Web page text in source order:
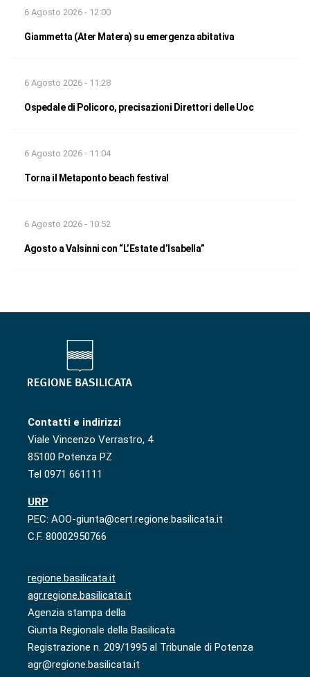
6 Agosto 2026 - 12:00
Giammetta (Ater Matera) su emergenza abitativa
6 Agosto 2026 - 11:28
Ospedale di Policoro, precisazioni Direttori delle Uoc
6 Agosto 2026 - 11:04
Torna il Metaponto beach festival
6 Agosto 2026 - 10:52
Agosto a Valsinni con “L’Estate d’Isabella”
Contatti e indirizzi
Viale Vincenzo Verrastro, 4
85100 Potenza PZ
Tel 0971 661111
URP
PEC: AOO-giunta@cert.regione.basilicata.it
C.F. 80002950766
regione.basilicata.it
agr.regione.basilicata.it
Agenzia stampa della
Giunta Regionale della Basilicata
Registrazione n. 209/1995 al Tribunale di Potenza
agr@regione.basilicata.it